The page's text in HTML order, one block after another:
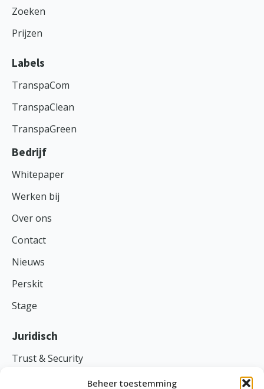
Beheer toestemming
Zoeken
Prijzen
Labels
TranspaCom
TranspaClean
TranspaGreen
Bedrijf
Whitepaper
Werken bij
Over ons
Contact
Nieuws
Perskit
Stage
Juridisch
Trust & Security